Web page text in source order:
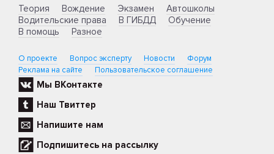
Теория
Вождение Экзамен
Автошколы
Водительские права
В ГИБДД
Обучение
В помощь
Разное
О проекте Вопрос эксперту Новости
Форум
Реклама на сайте
Пользовательское соглашение
Мы ВКонтакте
Наш Твиттер
Напишите нам
Подпишитесь на рассылку